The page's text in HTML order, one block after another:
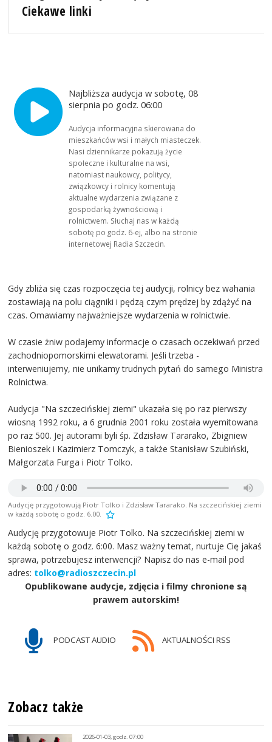
Ciekawe linki
Najbliższa audycja w sobotę, 08
sierpnia po godz. 06:00
Audycja informacyjna skierowana do
mieszkańców wsi i małych miasteczek.
Nasi dziennikarze pokazują życie
społeczne i kulturalne na wsi,
natomiast naukowcy, politycy,
związkowcy i rolnicy komentują
aktualne wydarzenia związane z
gospodarką żywnościową i
rolnictwem. Słuchaj nas w każdą
sobotę po godz. 6-ej, albo na stronie
internetowej Radia Szczecin.
Gdy zbliża się czas rozpoczęcia tej audycji, rolnicy bez wahania
zostawiają na polu ciągniki i pędzą czym prędzej by zdążyć na
czas. Omawiamy najważniejsze wydarzenia w rolnictwie.
W czasie żniw podajemy informacje o czasach oczekiwań przed
zachodniopomorskimi elewatorami. Jeśli trzeba -
interweniujemy, nie unikamy trudnych pytań do samego Ministra
Rolnictwa.
Audycja "Na szczecińskiej ziemi" ukazała się po raz pierwszy
wiosną 1992 roku, a 6 grudnia 2001 roku została wyemitowana
po raz 500. Jej autorami byli śp. Zdzisław Tararako, Zbigniew
Bienioszek i Kazimierz Tomczyk, a także Stanisław Szubiński,
Małgorzata Furga i Piotr Tolko.
Audycję przygotowują Piotr Tolko i Zdzisław Tararako. Na szczecińskiej ziemi
w każdą sobotę o godz. 6.00.
Audycję przygotowuje Piotr Tolko. Na szczecińskiej ziemi w
każdą sobotę o godz. 6:00. Masz ważny temat, nurtuje Cię jakaś
sprawa, potrzebujesz interwencji? Napisz do nas e-mail pod
adres: tolko@radioszczecin.pl
Opublikowane audycje, zdjęcia i filmy chronione są
prawem autorskim!
PODCAST AUDIO AKTUALNOŚCI RSS
Zobacz także
2026-01-03, godz. 07:00